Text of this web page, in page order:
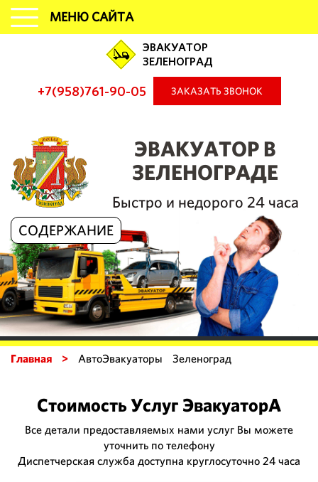
МЕНЮ САЙТА
ЭВАКУАТОР
ЗЕЛЕНОГРАД
+7(958)761-90-05 ЗАКАЗАТЬ ЗВОНОК
ЭВАКУАТОР В
ЗЕЛЕНОГРАДЕ
Быстро и недорого 24 часа
СОДЕРЖАНИЕ
Главная > АвтоЭвакуаторы Зеленоград
Стоимость Услуг ЭвакуаторА
Все детали предоставляемых нами услуг Вы можете
уточнить по телефону
Диспетчерская служба доступна круглосуточно 24 часа